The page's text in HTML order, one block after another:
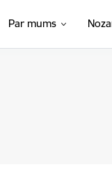
Par mums